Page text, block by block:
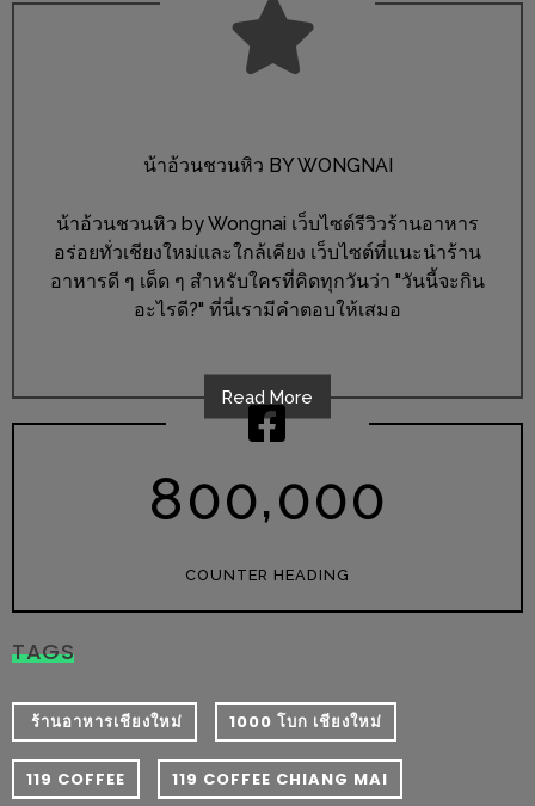
ส่วน
ตัว
นโยบาย
ส่วน
ประกาศ
น้า
อ้วน
ครั้ง
ที่
น้าอ้วนชวนหิว BY WONGNAI
น้าอ้วนชวนหิว by Wongnai เว็บไซต์รีวิวร้านอาหาร
อร่อยทั่วเชียงใหม่และใกล้เคียง เว็บไซต์ที่แนะนำร้าน
อาหารดี ๆ เด็ด ๆ สำหรับใครที่คิดทุกวันว่า "วันนี้จะกิน
อะไรดี?" ที่นี่เรามีคำตอบให้เสมอ
Read More
800,000
COUNTER HEADING
TAGS
​ ร้านอาหารเชียงใหม่ 1000 โบก เชียงใหม่
119 COFFEE 119 COFFEE CHIANG MAI